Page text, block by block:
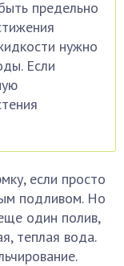
предельно
нужно
Если
если просто
подливом. Но
один полив,
теплая вода.